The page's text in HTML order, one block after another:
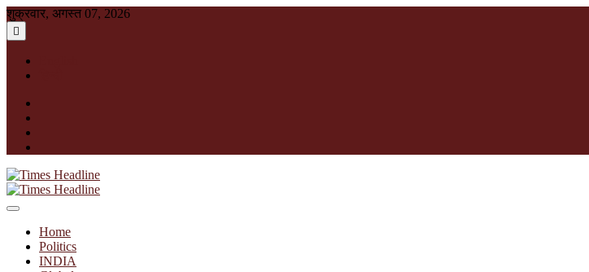
Skip
to
content
शुक्रवार, अगस्त 07, 2026
Times Headline
Home
Politics
INDIA